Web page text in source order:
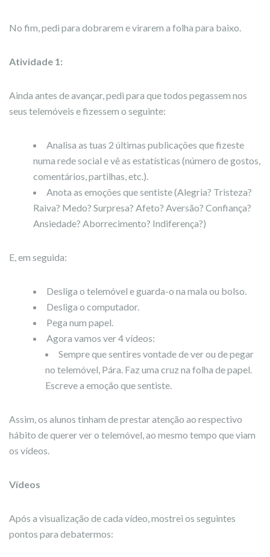
No fim, pedi para dobrarem e virarem a folha para baixo.
Atividade 1:
Ainda antes de avançar, pedi para que todos pegassem nos
seus telemóveis e fizessem o seguinte:
Analisa as tuas 2 últimas publicações que fizeste
numa rede social e vê as estatísticas (número de gostos,
comentários, partilhas, etc.).
Anota as emoções que sentiste (Alegria? Tristeza?
Raiva? Medo? Surpresa? Afeto? Aversão? Confiança?
Ansiedade? Aborrecimento? Indiferença?)
E, em seguida:
Desliga o telemóvel e guarda-o na mala ou bolso.
Desliga o computador.
Pega num papel.
Agora vamos ver 4 vídeos:
Sempre que sentires vontade de ver ou de pegar
no telemóvel, Pára. Faz uma cruz na folha de papel.
Escreve a emoção que sentiste.
Assim, os alunos tinham de prestar atenção ao respectivo
hábito de querer ver o telemóvel, ao mesmo tempo que viam
os vídeos.
Vídeos
Após a visualização de cada vídeo, mostrei os seguintes
pontos para debatermos: